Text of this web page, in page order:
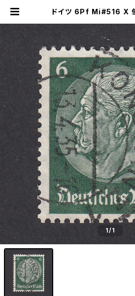
ドイツ 6Pf Mi#516 X
Stamp
1/1